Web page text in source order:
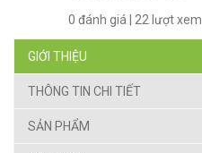
0 đánh giá 22 lượt xem
GIỚI THIỆU
THÔNG TIN CHI TIẾT
SẢN PHẨM